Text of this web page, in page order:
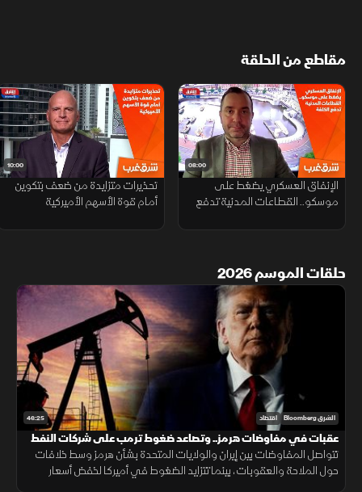
مقاطع من الحلقة
08:00
الإنفاق العسكري يضغط على
موسكو.. القطاعات المدنية تدفع
10:00
تحذيرات متزايدة من ضعف بتكوين
أمام قوة الأسهم الأميركية
حلقات الموسم 2026
46:25 الشرق Bloomberg اقتصاد
عقبات في مفاوضات هرمز.. وتصاعد ضغوط ترمب على شركات النفط
تتواصل المفاوضات بين إيران والولايات المتحدة بشأن هرمز وسط خلافات
حول الملاحة والعقوبات، بينما تتزايد الضغوط في أميركا لخفض أسعار